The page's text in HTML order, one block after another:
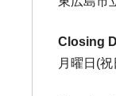
Closing
月曜日(